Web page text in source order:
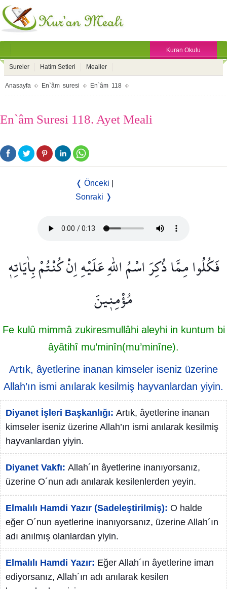
Kuran Okulu
Sureler Hatim Setleri Mealler
Anasayfa En`âm suresi En`âm 118
En`âm Suresi 118. Ayet Meali
❬ Önceki
Sonraki ❭
فَكُلُوا مِمَّا ذُكِرَ اسْمُ اللّٰهِ عَلَيْهِ اِنْ كُنْتُمْ بِاٰيَاتِه۪
مُؤْمِن۪ينَ
Fe kulû mimmâ zukiresmullâhi aleyhi in kuntum bi
âyâtihî mu’minîn(mu’minîne).
Artık, âyetlerine inanan kimseler iseniz üzerine
Allah’ın ismi anılarak kesilmiş hayvanlardan yiyin.
Diyanet İşleri Başkanlığı: Artık, âyetlerine inanan
kimseler iseniz üzerine Allah’ın ismi anılarak kesilmiş
hayvanlardan yiyin.
Diyanet Vakfı: Allah´ın âyetlerine inanıyorsanız,
üzerine O´nun adı anılarak kesilenlerden yeyin.
Elmalılı Hamdi Yazır (Sadeleştirilmiş): O halde
eğer O´nun ayetlerine inanıyorsanız, üzerine Allah´ın
adı anılmış olanlardan yiyin.
Elmalılı Hamdi Yazır: Eğer Allah´ın âyetlerine iman
ediyorsanız, Allah´ın adı anılarak kesilen